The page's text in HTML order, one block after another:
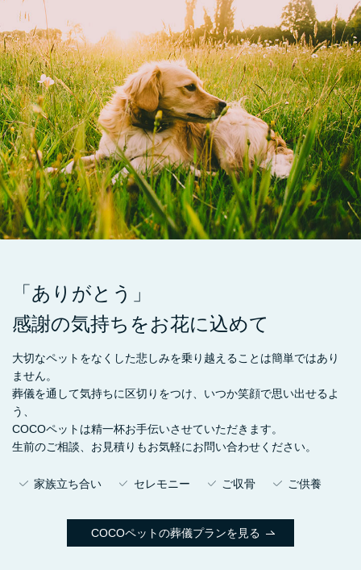
「ありがとう」
感謝の気持ちをお花に込めて
大切なペットをなくした悲しみを乗り越えることは簡単ではあり
ません。
葬儀を通して気持ちに区切りをつけ、いつか笑顔で思い出せるよ
う、
COCOペットは精一杯お手伝いさせていただきます。
生前のご相談、お見積りもお気軽にお問い合わせください。
家族立ち合い セレモニー ご収骨 ご供養
COCOペットの葬儀プランを見る